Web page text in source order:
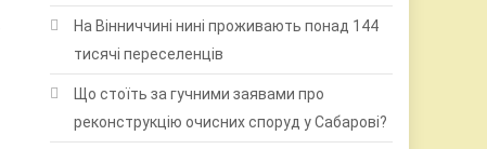
На Вінниччині нині проживають понад 144
тисячі переселенців
Що стоїть за гучними заявами про
реконструкцію очисних споруд у Сабарові?